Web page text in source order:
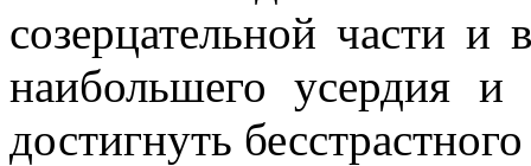
созерцательной части и
наибольшего усердия
достигнуть